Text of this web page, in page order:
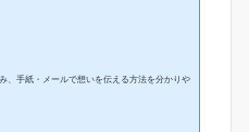
、手紙・メールで想いを伝える方法を分かりや